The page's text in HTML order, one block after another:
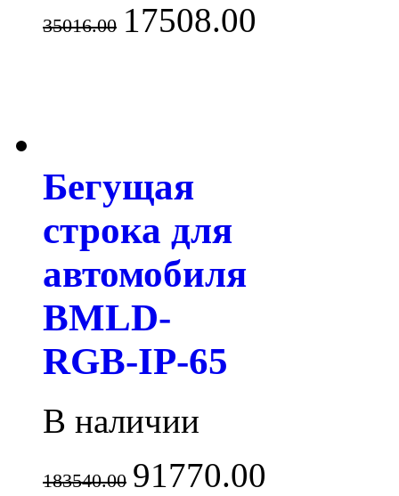
35016.00 17508.00
Бегущая
строка для
автомобиля
BMLD-
RGB-IP-65
В наличии
183540.00 91770.00